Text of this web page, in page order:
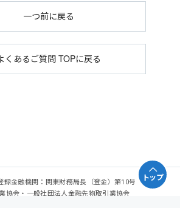
一つ前に戻る
くあるご質問 TOPに戻る
金融機関：関東財務局長（登金）第10号 加入協
協会・一般社団法人金融先物取引業協会
トップ